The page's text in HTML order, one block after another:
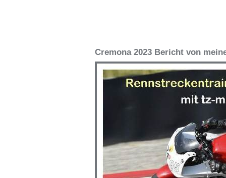
Cremona 2023 Bericht von